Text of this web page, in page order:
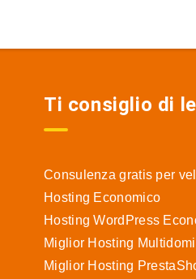
Ti consiglio di
Consulenza gratis per
Hosting Economico
Hosting WordPress
Miglior Hosting
Miglior Hosting